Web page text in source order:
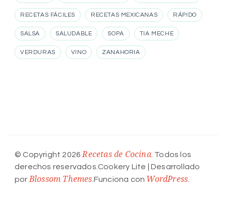
RECETAS FÁCILES RECETAS MEXICANAS RÁPIDO
SALSA SALUDABLE SOPA TIA MECHE
VERDURAS VINO ZANAHORIA
© Copyright 2026 Recetas de Cocina. Todos los
derechos reservados. Cookery Lite | Desarrollado
por Blossom Themes .Funciona con WordPress